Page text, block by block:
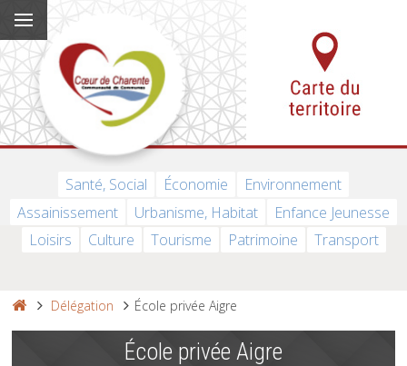
Santé, Social Économie
Environnement
Assainissement
Urbanisme, Habitat
Enfance Jeunesse
Loisirs
Culture Tourisme Patrimoine Transport
Délégation École privée Aigre
École privée Aigre